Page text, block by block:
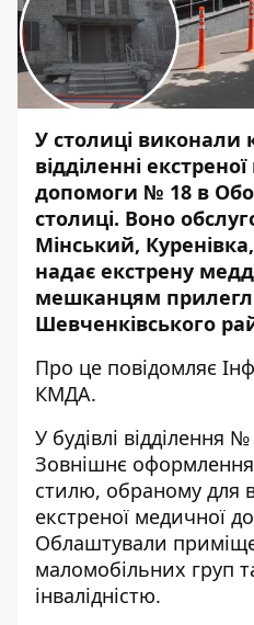
У столиці виконали
відділенні
допомоги № 18 в
столиці. Воно
Мінський,
надає екстрену
мешканцям
Шевченківського
Про це повідомляє
КМДА.
У будівлі відділення
Зовнішнє оформлення
стилю, обраному для
екстреної медичної
Облаштували
маломобільних груп
інвалідністю.